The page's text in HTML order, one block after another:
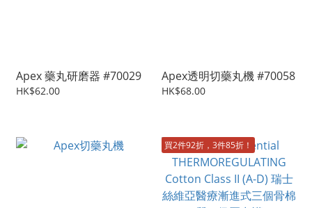
Apex 藥丸研磨器 #70029
HK$62.00
Apex透明切藥丸機 #70058
HK$68.00
買2件92折，3件85折！